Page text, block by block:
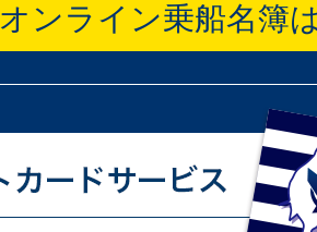
オンライン乗船名簿